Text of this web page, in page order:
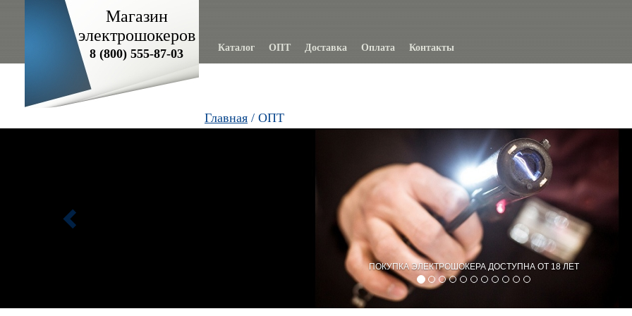
Магазин
электрошокеров
8 (800) 555-87-03 Каталог ОПТ Доставка Оплата Контакты
Главная / ОПТ
ПОКУПКА ЭЛЕКТРОШОКЕРА ДОСТУПНА ОТ 18 ЛЕТ